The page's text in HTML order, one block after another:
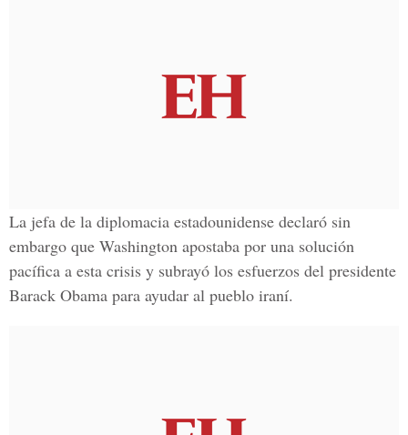
La jefa de la diplomacia estadounidense declaró sin
embargo que Washington apostaba por una solución
pacífica a esta crisis y subrayó los esfuerzos del presidente
Barack Obama para ayudar al pueblo iraní.